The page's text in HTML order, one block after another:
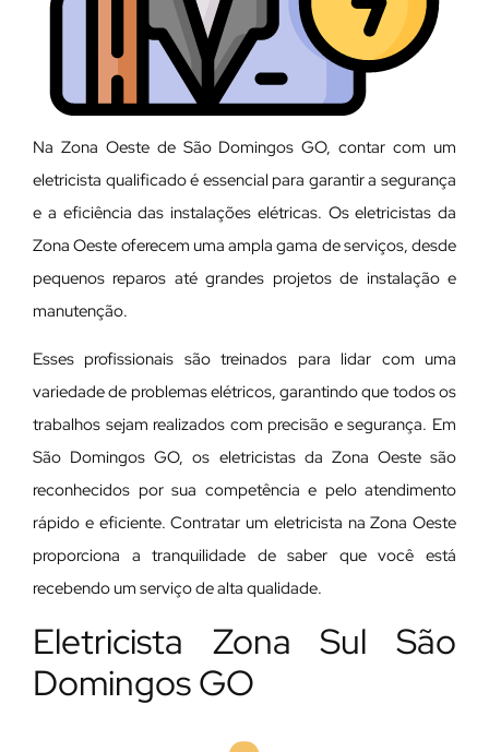
Na Zona Oeste de São Domingos GO, contar com um
eletricista qualificado é essencial para garantir a segurança
e a eficiência das instalações elétricas. Os eletricistas da
Zona Oeste oferecem uma ampla gama de serviços, desde
pequenos reparos até grandes projetos de instalação e
manutenção.
Esses profissionais são treinados para lidar com uma
variedade de problemas elétricos, garantindo que todos os
trabalhos sejam realizados com precisão e segurança. Em
São Domingos GO, os eletricistas da Zona Oeste são
reconhecidos por sua competência e pelo atendimento
rápido e eficiente. Contratar um eletricista na Zona Oeste
proporciona a tranquilidade de saber que você está
recebendo um serviço de alta qualidade.
Eletricista Zona Sul São
Domingos GO